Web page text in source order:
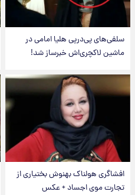
سلفی‌های پی‌درپی هلیا امامی در
ماشین لاکچری‌اش خبرساز شد!
افشاگری هولناک بهنوش بختیاری از
تجارت موی اجساد + عکس